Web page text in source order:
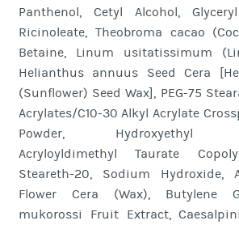
Panthenol, Cetyl Alcohol,
Ricinoleate, Theobroma cacao
Betaine, Linum usitatissimum
Helianthus annuus Seed Cera
(Sunflower) Seed Wax], PEG-75
Acrylates/C10-30 Alkyl Acrylate
Powder, Hydroxyethyl
Acryloyldimethyl Taurate
Steareth-20, Sodium Hydroxide,
Flower Cera (Wax), Butylene
mukorossi Fruit Extract,